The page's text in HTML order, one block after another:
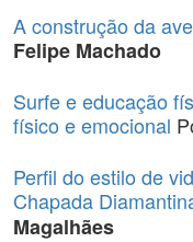
A construção da
Felipe Machado
Surfe e educação
físico e emocional
Perfil do estilo de
Chapada
Magalhães